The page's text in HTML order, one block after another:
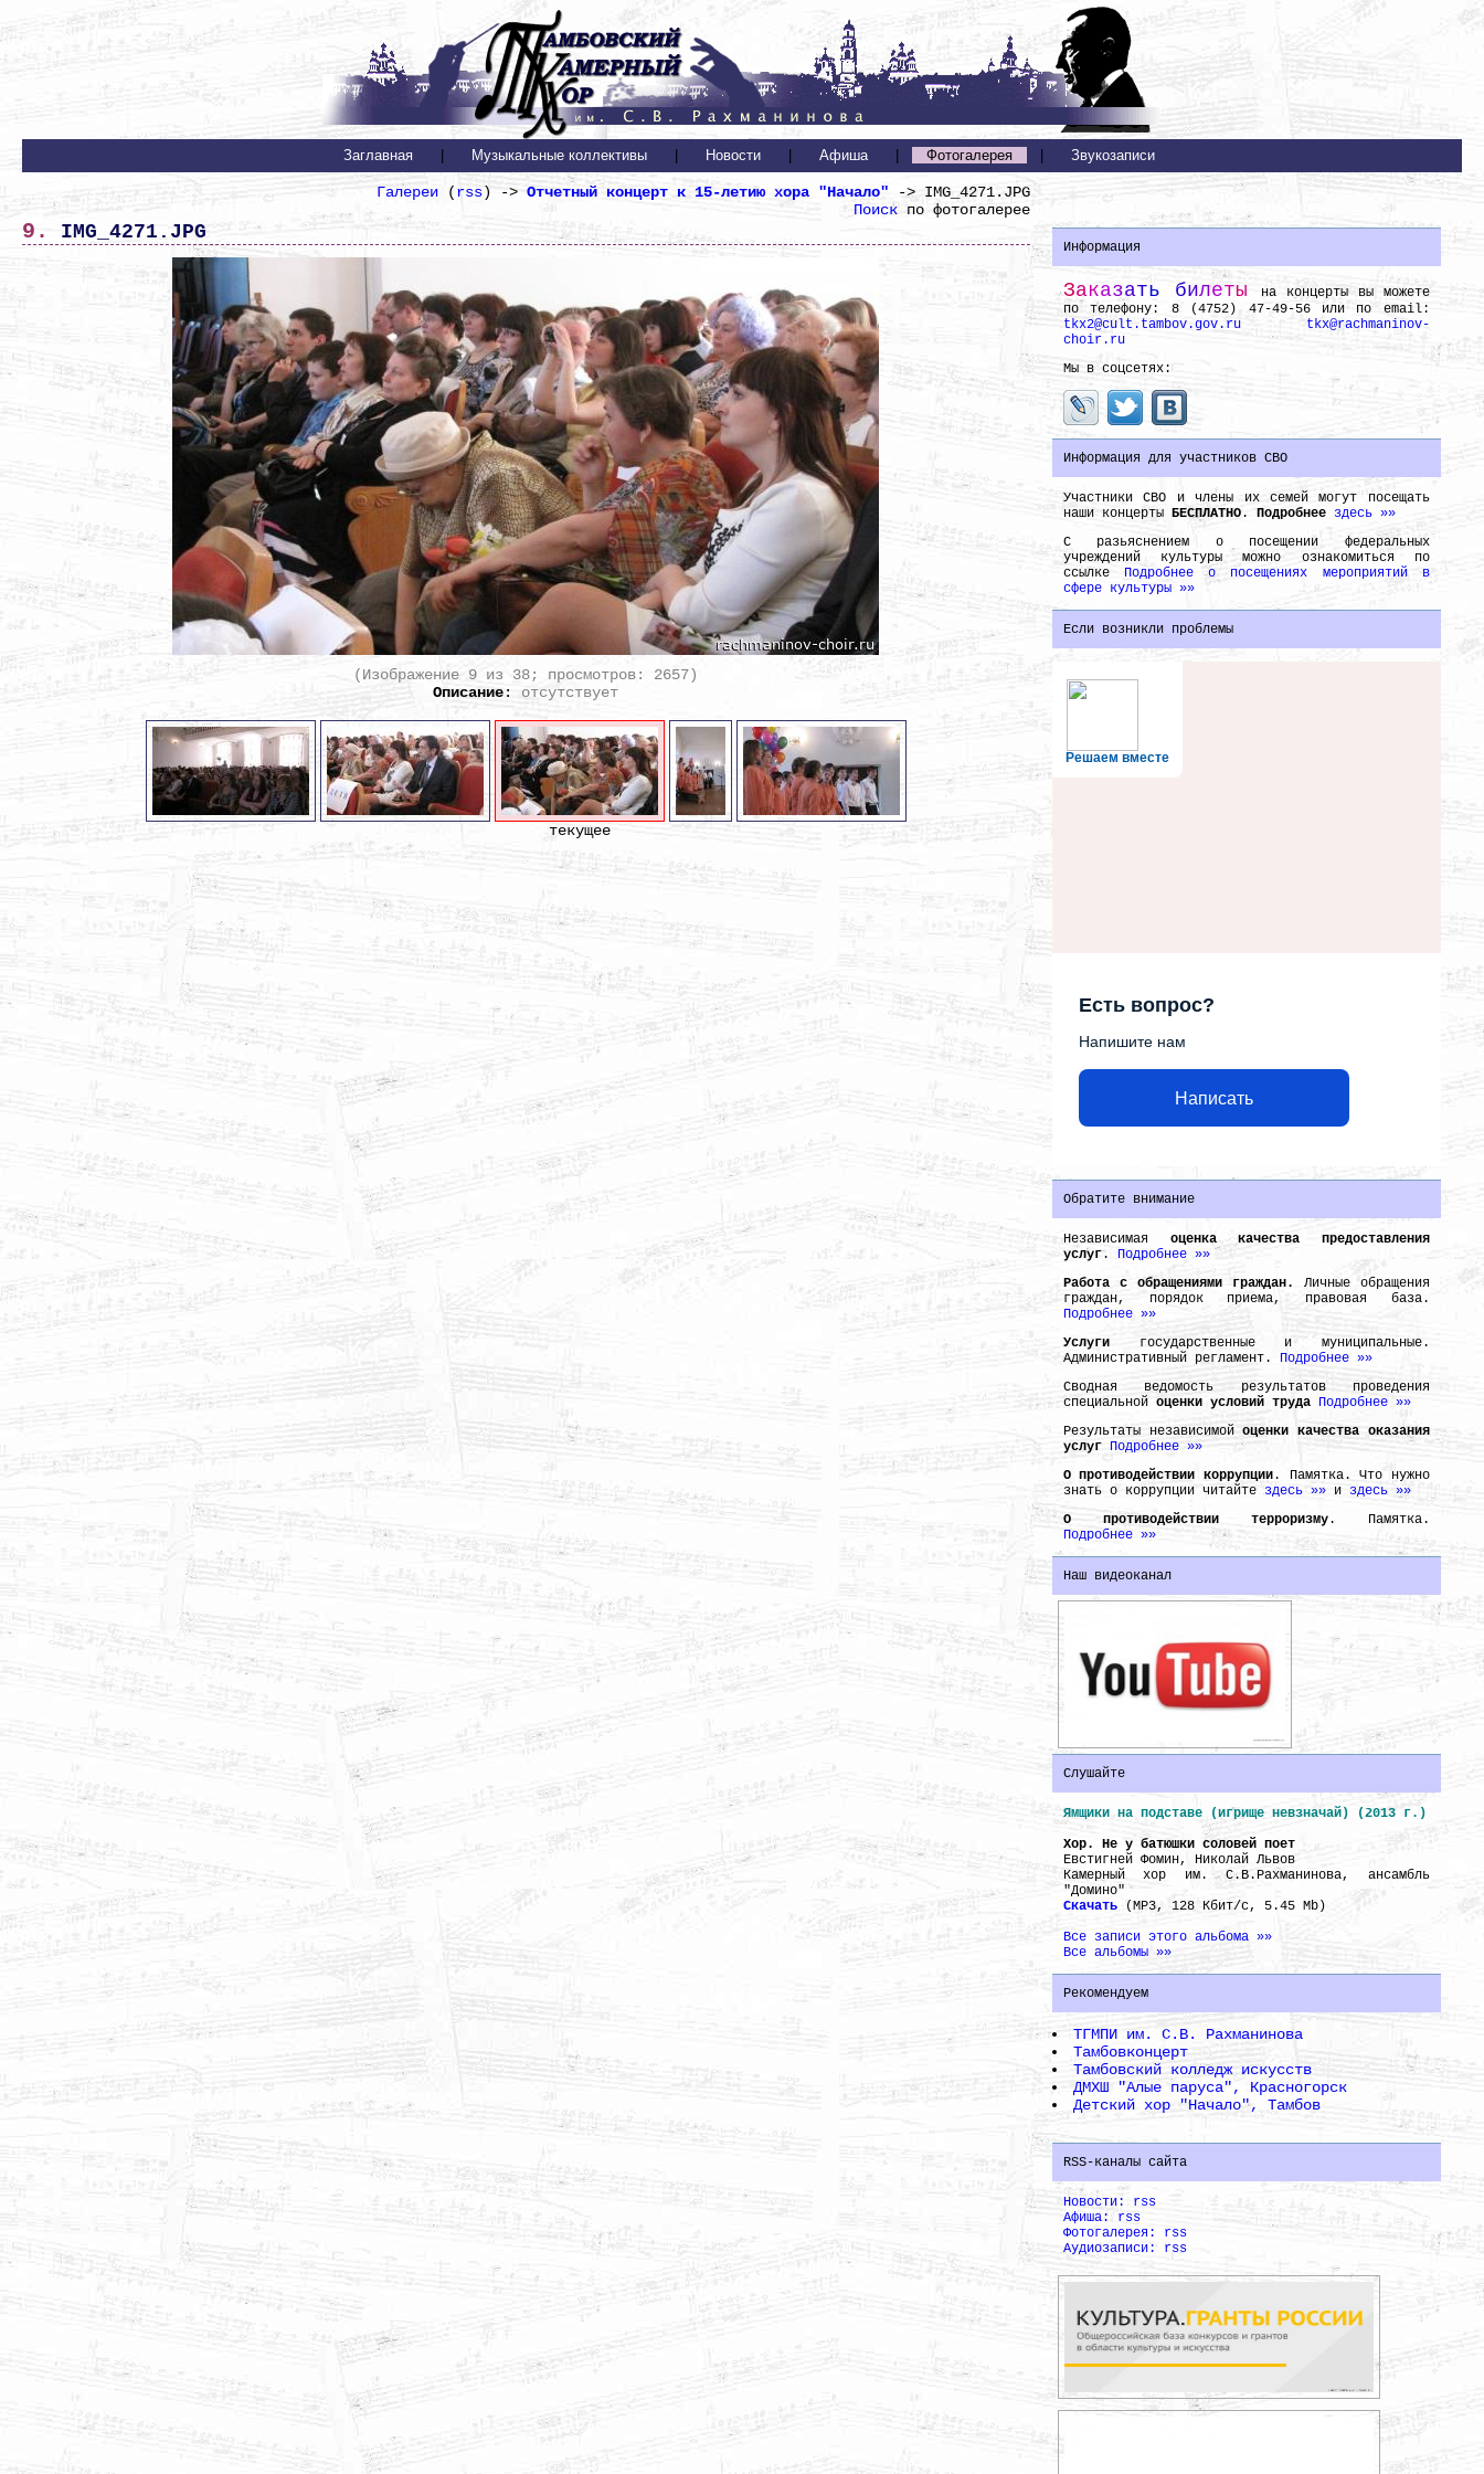
Заглавная Музыкальные коллективы Новости Афиша Фотогалерея Звукозаписи
Галереи(rss) -> Отчетный концерт к 15-летию хора "Начало" -> IMG_4271.JPG
Поискпо фотогалерее
9. IMG_4271.JPG
(Изображение 9 из 38; просмотров: 2657)
Описание: отсутствует
текущее
Информация
Заказать билеты
на концерты вы можете
по телефону: 8 (4752) 47-49-56 или по email:
tkx2@cult.tambov.gov.ru
tkx@rachmaninov-
choir.ru
Мы в соцсетях:
Информация для участников СВО
Участники СВО и члены их семей могут посещать
наши концерты БЕСПЛАТНО. Подробнее здесь »»
С разьяснением о посещении федеральных
учреждений культуры можно ознакомиться по
ссылке Подробнее о посещениях мероприятий в
сфере культуры »»
Если возникли проблемы
Решаем вместе
Есть вопрос?
Напишите нам
Написать
Обратите внимание
Независимая оценка качества предоставления
услуг. Подробнее »»
Работа с обращениями граждан.
Личные обращения
граждан, порядок приема, правовая база.
Подробнее »»
Услуги
государственные и муниципальные.
Административный регламент. Подробнее »»
Сводная ведомость результатов проведения
специальной оценки условий труда Подробнее »»
Результаты независимойоценки качества оказания
услуг Подробнее »»
О противодействии коррупции. Памятка. Что нужно
знать о коррупции читайте здесь »»и здесь »»
О противодействии терроризму. Памятка.
Подробнее »»
Наш видеоканал
Слушайте
Ямщики на подставе (игрище невзначай) (2013 г.)
Хор. Не у батюшки соловей поет
Евстигней Фомин, Николай Львов
Камерный хор им. С.В.Рахманинова, ансамбль
"Домино"
Скачать(MP3, 128 Кбит/с, 5.45 Mb)
Все записи этого альбома »»
Все альбомы »»
Рекомендуем
ТГМПИ им. С.В. Рахманинова
Тамбовконцерт
Тамбовский колледж искусств
ДМХШ "Алые паруса", Красногорск
Детский хор "Начало", Тамбов
RSS-каналы сайта
Новости: rss
Афиша: rss
Фотогалерея: rss
Аудиозаписи: rss